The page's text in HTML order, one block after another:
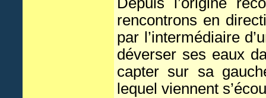
rencontrons en
par l’intermédiaire
déverser ses eaux
capter sur sa
lequel viennent